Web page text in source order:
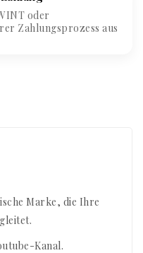
oder
Zahlungsprozess aus
Marke, die Ihre
Kanal.